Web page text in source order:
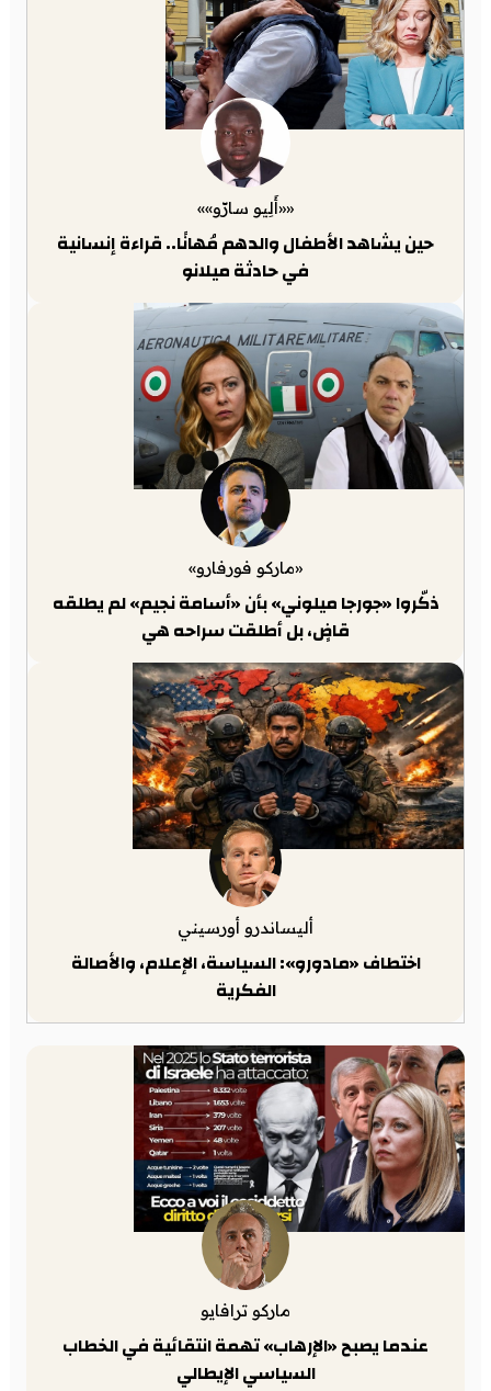
««أَلِيو سارّو»»
حين يشاهد الأطفال والدهم مُهانًا.. قراءة إنسانية
في حادثة ميلانو
«ماركو فورفارو»
ذكّروا «جورجا ميلوني» بأن «أسامة نجيم» لم يطلقه
قاضٍ، بل أطلقت سراحه هي
أليساندرو أورسيني
اختطاف «مادورو»: السياسة، الإعلام، والأصالة
الفكرية
ماركو ترافايو
عندما يصبح «الإرهاب» تهمة انتقائية في الخطاب
السياسي الإيطالي